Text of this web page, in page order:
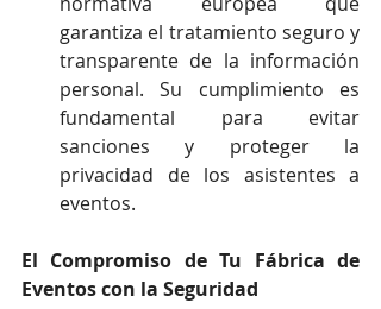
garantiza el tratamiento seguro y
transparente de la información
personal. Su cumplimiento es
fundamental para evitar
sanciones y proteger la
privacidad de los asistentes a
eventos.
El Compromiso de Tu Fábrica de
Eventos con la Seguridad